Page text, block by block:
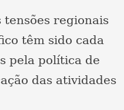
tensões regionais
têm sido cada
pela política de
das atividades